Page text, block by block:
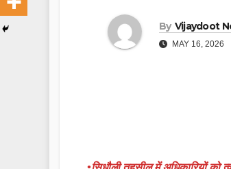
By Vijaydoot
MAY 16, 2026